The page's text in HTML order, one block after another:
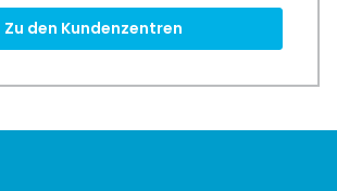
Zu den Kundenzentren